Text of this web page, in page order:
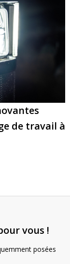
de travail à
vous !
posées